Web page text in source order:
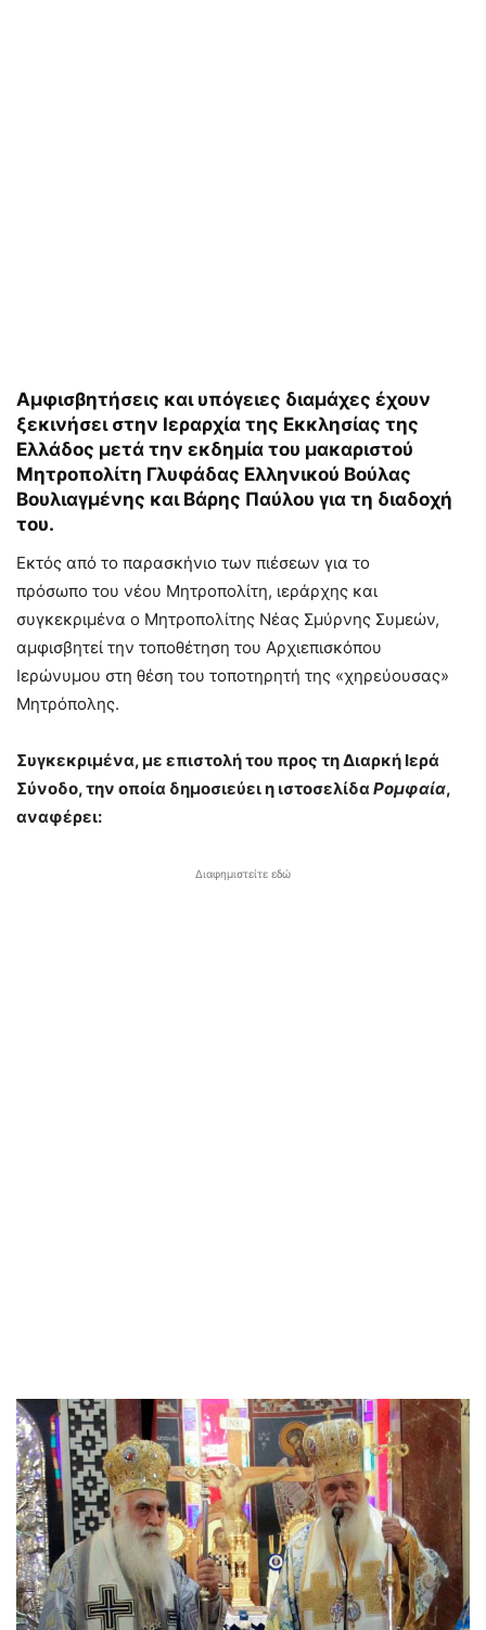
Αμφισβητήσεις και υπόγειες διαμάχες έχουν
ξεκινήσει στην Ιεραρχία της Εκκλησίας της
Ελλάδος μετά την εκδημία του μακαριστού
Μητροπολίτη Γλυφάδας Ελληνικού Βούλας
Βουλιαγμένης και Βάρης Παύλου για τη διαδοχή
του.
Εκτός από το παρασκήνιο των πιέσεων για το
πρόσωπο του νέου Μητροπολίτη, ιεράρχης και
συγκεκριμένα ο Μητροπολίτης Νέας Σμύρνης Συμεών,
αμφισβητεί την τοποθέτηση του Αρχιεπισκόπου
Ιερώνυμου στη θέση του τοποτηρητή της «χηρεύουσας»
Μητρόπολης.
Συγκεκριμένα, με επιστολή του προς τη Διαρκή Ιερά
Σύνοδο, την οποία δημοσιεύει η ιστοσελίδα Ρομφαία,
αναφέρει:
Διαφημιστείτε εδώ